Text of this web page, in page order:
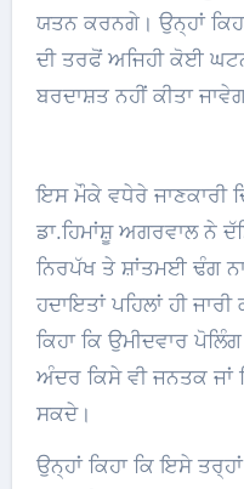
ਯਤਨ ਕਰਨਗੇ। ਉਨ੍ਹਾਂ
ਦੀ ਤਰਫੋਂ ਅਜਿਹੀ ਕੋਈ
ਬਰਦਾਸ਼ਤ ਨਹੀਂ ਕੀਤਾ
ਇਸ ਮੌਕੇ ਵਧੇਰੇ ਜਾਣਕਾਰੀ
ਡਾ.ਹਿਮਾਂਸ਼ੂ ਅਗਰਵਾਲ ਨੇ
ਨਿਰਪੱਖ ਤੇ ਸ਼ਾਂਤਮਈ ਢੰਗ
ਹਦਾਇਤਾਂ ਪਹਿਲਾਂ ਹੀ
ਕਿਹਾ ਕਿ ਉਮੀਦਵਾਰ
ਅੰਦਰ ਕਿਸੇ ਵੀ ਜਨਤਕ ਜਾਂ
ਸਕਦੇ।
ਉਨ੍ਹਾਂ ਕਿਹਾ ਕਿ ਇਸੇ